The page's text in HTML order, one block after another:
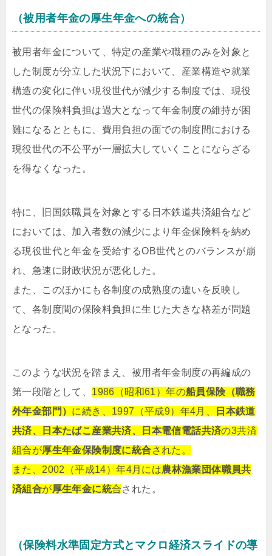
（被用者年金の厚生年金への統合）
被用者年金について、特定の産業や職種のみを対象と
した制度が分立した状況下において、産業構造や就業
構造の変化に伴い現役世代が減少する制度では、現役
世代の保険料負担は過大となって年金制度の維持が困
難になるとともに、費用負担の面での制度間における
現役世代の不公平が一層拡大していくことにならざる
を得なくなった。
特に、旧国鉄職員を対象とする日本鉄道共済組合など
においては、加入者数の減少により年金保険料を納め
る現役世代と年金を受給するOB世代とのバランスが崩
れ、急速に財政状況が悪化した。
また、このほかにも各制度の成熟度の違いを反映し
て、各制度間の保険料負担に生じた大きな格差が問題
となった。
このような状況を踏まえ、被用者年金制度の再編成の
第一段階として、 1986（昭和61）年の船員保険（職務
外年金部門） に続き、1997（平成9）年4月、
日本鉄道
共済、日本たばこ産業共済、日本電信電話共済の3共済
組合が厚生年金保険制度に統合された。
また、2002（平成14）年4月には農林漁業団体職員共
済組合が厚生年金に統合された。
（保険料水準固定方式とマクロ経済スライドの導